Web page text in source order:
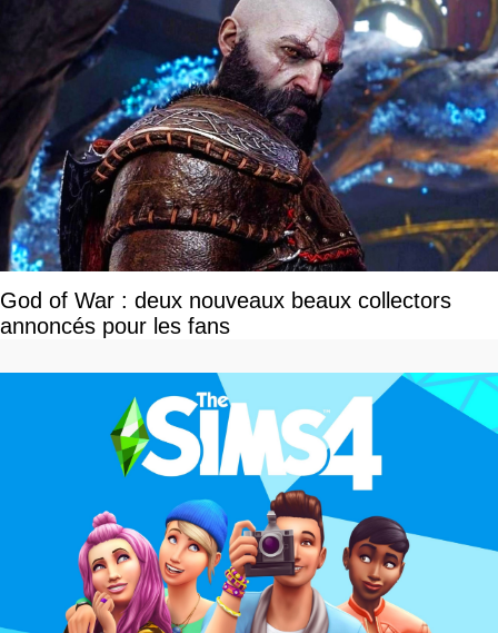
God of War : deux nouveaux beaux collectors
annoncés pour les fans